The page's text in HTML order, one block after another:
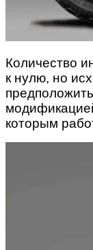
Количество
к нулю, но
которым